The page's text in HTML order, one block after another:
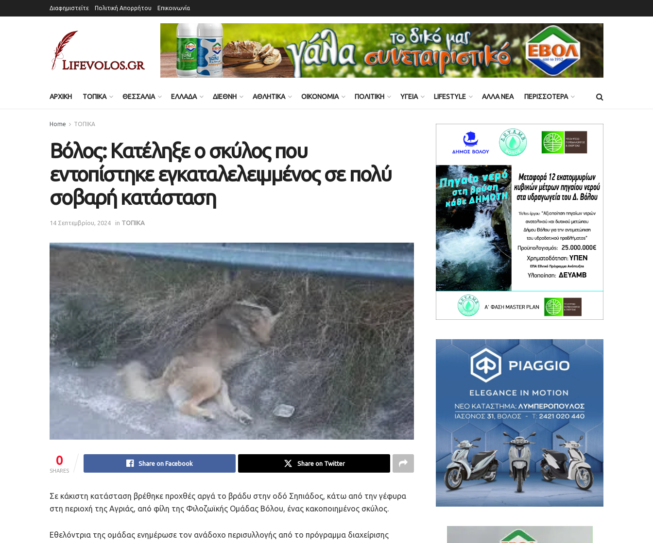
Διαφημιστείτε Πολιτική Απορρήτου Επικοινωνία
ΑΡΧΙΚΗ ΤΟΠΙΚΑ ΘΕΣΣΑΛΙΑ ΕΛΛΑΔΑ ΔΙΕΘΝΗ ΑΘΛΗΤΙΚΑ ΟΙΚΟΝΟΜΙΑ ΠΟΛΙΤΙΚΗ ΥΓΕΙΑ LIFESTYLE ΑΛΛΑ ΝΕΑ ΠΕΡΙΣΣΟΤΕΡΑ
Home ΤΟΠΙΚΑ
Βόλος: Κατέληξε ο σκύλος που
εντοπίστηκε εγκαταλελειμμένος σε πολύ
σοβαρή κατάσταση
14 Σεπτεμβρίου, 2024 in ΤΟΠΙΚΑ
0
SHARES
Share on Facebook Share on Twitter
Σε κάκιστη κατάσταση βρέθηκε προχθές αργά το βράδυ στην οδό Σηπιάδος, κάτω από την γέφυρα
στη περιοχή της Αγριάς, από φίλη της Φιλοζωϊκής Ομάδας Βόλου, ένας κακοποιημένος σκύλος.
Εθελόντρια της ομάδας ενημέρωσε τον ανάδοχο περισυλλογής από το πρόγραμμα διαχείρισης